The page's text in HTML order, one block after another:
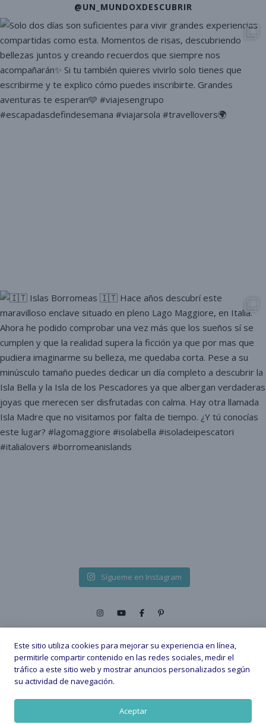
@UN_MUNDOXDESCUBRIR
Sígueme en Instagram
2026 © - All Rights Reserved. |
Este sitio utiliza cookies para mejorar su experiencia en línea,
permitirle compartir contenido en las redes sociales, medir el
tráfico a este sitio web y mostrar anuncios personalizados según
su actividad de navegación.
Aceptar